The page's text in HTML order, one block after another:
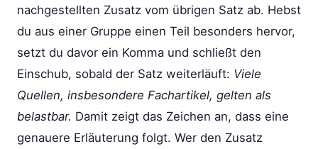
nachgestellten Zusatz vom übrigen Satz ab. Hebst
du aus einer Gruppe einen Teil besonders hervor,
setzt du davor ein Komma und schließt den
Einschub, sobald der Satz weiterläuft: Viele
Quellen, insbesondere Fachartikel, gelten als
belastbar. Damit zeigt das Zeichen an, dass eine
genauere Erläuterung folgt. Wer den Zusatz